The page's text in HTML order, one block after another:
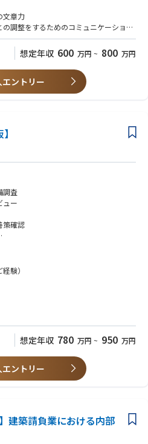
）、資料・証憑レビュー、ヒアリン
プロセスにおける統制項目の整備・文
ト等）
の実施
必要に応じて）
などの統制運用状況チェック
ト対応
ケーション
門などの部署との調整
対応（特にJ SOXでのやりとり）
支援
文章力
調整をするためのコミュニケーション
能力、情報収集能力および創造性
ティング業務経験
想定年収 600 万円 ~ 800 万円
エントリー
調査
ュー
策確認
験）
持者（CIA等）
想定年収 780 万円 ~ 950 万円
エントリー
建築請負業における内部